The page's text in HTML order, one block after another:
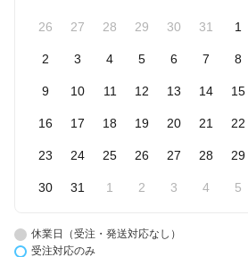
26 27 28 29 30 31 1
2 3 4 5 6 7 8
9 10 11 12 13 14 15
16 17 18 19 20 21 22
23 24 25 26 27 28 29
30 31 1 2 3 4 5
休業日（受注・発送対応なし）
受注対応のみ